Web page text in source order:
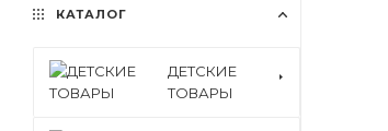
КАТАЛОГ
ДЕТСКИЕ
ТОВАРЫ